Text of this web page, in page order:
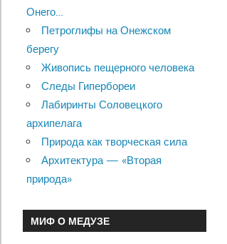
Онего…
Петроглифы на Онежском
берегу
Живопись пещерного человека
Следы Гипербореи
Лабиринты Соловецкого
архипелага
Природа как творческая сила
Архитектура — «Вторая
природа»
МИФ О МЕДУЗЕ